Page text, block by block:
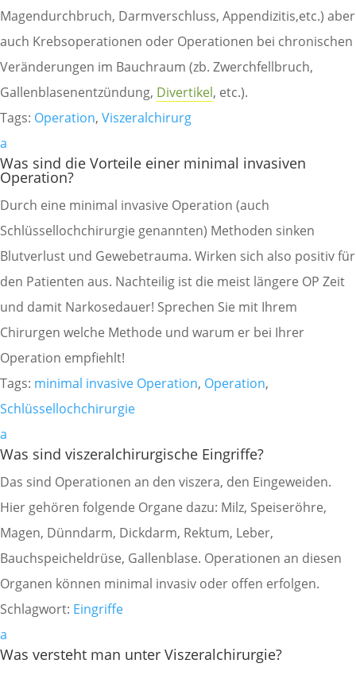
Magendurchbruch, Darmverschluss, Appendizitis,etc.) aber
auch Krebsoperationen oder Operationen bei chronischen
Veränderungen im Bauchraum (zb. Zwerchfellbruch,
Gallenblasenentzündung, Divertikel, etc.).
Tags: Operation, Viszeralchirurg
a
Was sind die Vorteile einer minimal invasiven
Operation?
Durch eine minimal invasive Operation (auch
Schlüssellochchirurgie genannten) Methoden sinken
Blutverlust und Gewebetrauma. Wirken sich also positiv für
den Patienten aus. Nachteilig ist die meist längere OP Zeit
und damit Narkosedauer! Sprechen Sie mit Ihrem
Chirurgen welche Methode und warum er bei Ihrer
Operation empfiehlt!
Tags: minimal invasive Operation, Operation,
Schlüssellochchirurgie
a
Was sind viszeralchirurgische Eingriffe?
Das sind Operationen an den viszera, den Eingeweiden.
Hier gehören folgende Organe dazu: Milz, Speiseröhre,
Magen, Dünndarm, Dickdarm, Rektum, Leber,
Bauchspeicheldrüse, Gallenblase. Operationen an diesen
Organen können minimal invasiv oder offen erfolgen.
Schlagwort: Eingriffe
a
Was versteht man unter Viszeralchirurgie?